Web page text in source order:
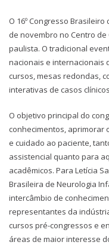
O 16º Congresso
de novembro no Centro de
paulista. O tradicional
nacionais e internacionais
cursos, mesas redondas,
interativas de casos
O objetivo principal do
conhecimentos, aprimorar
e cuidado ao paciente,
assistencial quanto para
acadêmicos. Para Letícia
Brasileira de Neurologia
intercâmbio de
representantes da
cursos pré-congressos e
áreas de maior interesse